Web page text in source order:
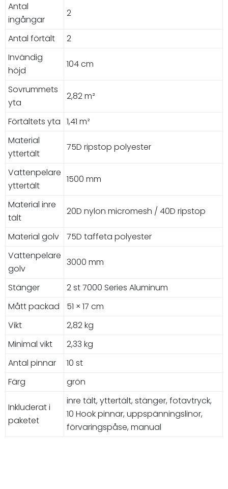
Antal
ingångar
2
Antal förtält
2
Invändig
höjd
104 cm
Sovrummets
yta
2,82 m²
Förtältets yta 1,41 m²
Material
yttertält
75D ripstop polyester
Vattenpelare
yttertält
1500 mm
Material inre
tält
20D nylon micromesh / 40D ripstop
Material golv
75D taffeta polyester
Vattenpelare
golv
3000 mm
Stänger
2 st 7000 Series Aluminum
Mått packad
51 × 17 cm
Vikt
2,82 kg
Minimal vikt
2,33 kg
Antal pinnar
10 st
Färg
grön
Inkluderat i
paketet
inre tält, yttertält, stänger, fotavtryck,
10 Hook pinnar, uppspänningslinor,
förvaringspåse, manual